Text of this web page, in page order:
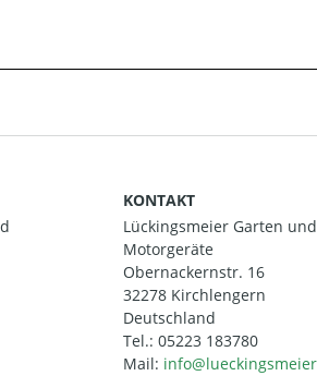
KONTAKT
Lückingsmeier Garten und
Motorgeräte
Obernackernstr. 16
32278 Kirchlengern
Deutschland
Tel.: 05223 183780
Mail: